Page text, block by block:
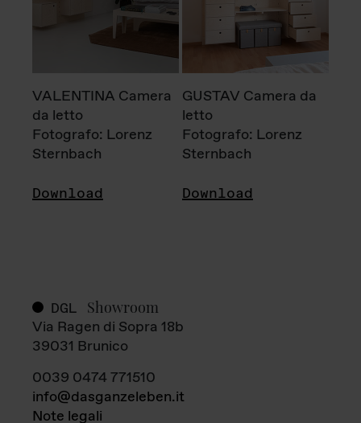
VALENTINA Camera
da letto
Fotografo: Lorenz
Sternbach
Download
GUSTAV Camera da
letto
Fotografo: Lorenz
Sternbach
Download
DGL Showroom
Via Ragen di Sopra 18b
39031 Brunico
0039 0474 771510
info@dasganzeleben.it
Note legali